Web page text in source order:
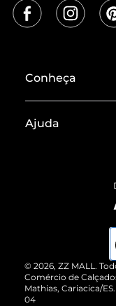
Conheça
Termos de Uso
ZZ MALL é
Cartão Presente
Vendas
Ajuda
Devolução do
Compre pelo
© 2026, ZZ MALL.
Comércio de
Mathias, Cariacica/
04